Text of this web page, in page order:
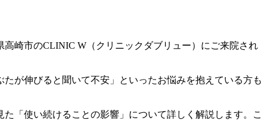
崎市のCLINIC W（クリニックダブリュー）にご来院され
が伸びると聞いて不安」といったお悩みを抱えている方も
「使い続けることの影響」について詳しく解説します。こ